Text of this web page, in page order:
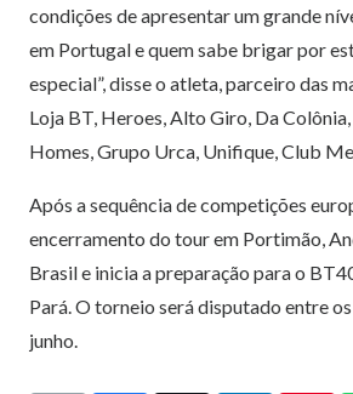
condições de apresentar um grande
em Portugal e quem sabe brigar por
especial”, disse o atleta, parceiro das
Loja BT, Heroes, Alto Giro, Da
Homes, Grupo Urca, Unifique, Club
Após a sequência de competições
encerramento do tour em Portimão,
Brasil e inicia a preparação para o
Pará. O torneio será disputado entre
junho.